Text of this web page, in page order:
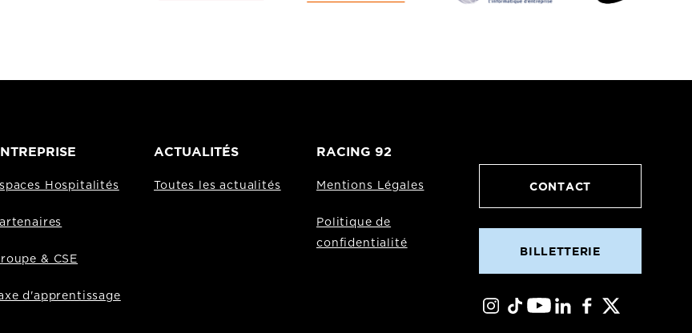
Hospitalités
& CSE
d'apprentissage
ACTUALITÉS
Toutes les actualités
RACING 92
Mentions Légales
Politique de
confidentialité
CONTACT
BILLETTERIE